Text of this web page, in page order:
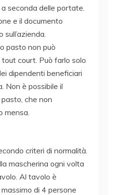
seconda delle portate.
e il documento
pasto non può
court. Può farlo solo
dipendenti beneficiari
. Non è possibile il
che non
mensa
criteri di normalità.
mascherina ogni volta
Al tavolo è
di 4 persone